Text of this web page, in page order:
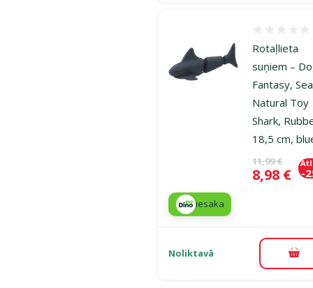
Rotaļlieta
suņiem –
Fantasy, Sea
Natural Toy
Shark,
18,5 cm,
Oriģinālā
11,99 €
Cena
8,98 € -
iesaka
Noliktavā